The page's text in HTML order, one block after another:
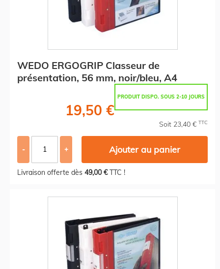
WEDO ERGOGRIP Classeur de
présentation, 56 mm, noir/bleu, A4
PRODUIT DISPO. SOUS 2-10 JOURS
19,50 €
Soit 23,40 € TTC
- + Ajouter au panier
Livraison offerte dès 49,00 €TTC !